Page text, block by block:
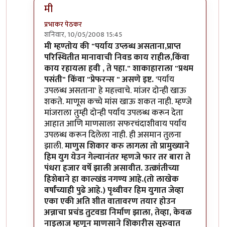
मी
प्रभाकर पेठकर
शनिवार, 10/05/2008 15:45
In reply toछट्...byमन
मी म्हण्तोय की "पर्याय उप्लब्ध असताना,प्राप्त
परिस्थितीत मानावाची निवड काय राहील,किंवा
काय रहायला हवी , ते पहा." शाकाहाराला "प्रथम
पसंती" किंवा "प्रेफरन्स " असणे इष्ट.'पर्याय
उपलब्ध असताना' हे महत्त्वाचे. मांजर दोन्ही खाऊ
शकते. माणूस कच्चे मांस खाऊ शकत नाही. म्हण्जे
मांजराला तुम्ही दोन्ही पर्याय उपलब्ध करून देता
आहात आणि माणसाला सफरचंदाशीवाय पर्याय
उपलब्ध करून दिलेला नाही. ही असमान तुलना
झाली.माणुस शिकार करु लागला तो प्रामुख्याने
हिम युग येउन गेल्यानंतर म्हणजे फार तर बारा ते
पंधरा हजार वर्षे झाली असावीत. उत्क्रांतीच्या
हिशेबाने हा काल्खंड नगण्य आहे.(तो लाखेक
वर्षांच्याही पुढे आहे.) पृथ्वीवर हिम युगात जेव्हा
एका एकी अति शीत वातावरण तयार होउन
अन्नाचा प्रचंड तुटवडा निर्माण झाला, तेव्हा, केवळ
नाइलाज म्हणून माणसाने शिकारीस सुरुवात